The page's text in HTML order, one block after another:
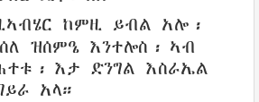
ከምዚ ይብል አሎ፡
ዝሰምዔ እንተሎስ፡ ኣብ
፡ እታ ድንግል እስራኤል
አላ።